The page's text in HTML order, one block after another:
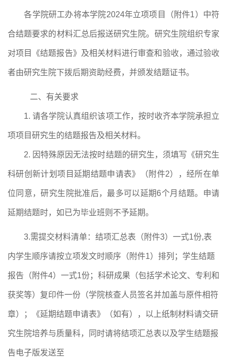
各学院研工办将本学院2024年立项项目 （附件1） 中符
合结题要求的材料汇总后报送研究生 院。 研究生院组织专家
对项目《结题报告》 及相关材料进行审查和验收，通过验收
者由研究生院下拨后期资助经费，并颁发结题证书。
二、 有关要求
1.请各学院认真组织该项工作，按时收齐本学院承担立
项项目研究生的结题报告及相关材料。
2. 因特殊原因无法按时结题的研究生 ， 须填写《研究生
科研创新计划项目延期结题申请表》 （附件2） ，经所在单
位同意，研究生院批准后，最多可以延期6个月结题。申请
延期结题时，如已为毕业班则不予延期。
3.需提交材料清单：结项汇总表（附件3）一式1份,表
内学生顺序请按立项发文时顺序（附件1）排列；学生结题
报告（附件4）一式1份；科研成果（包括学术论文、专利和
获奖等）复印件一份（学院核查人员签名并加盖与原件相符
章）；《延期结题申请表》（如有），以上纸制材料请交研
究生院培养与质量科，同时请将结项汇总表以及学生结题报
告电子版发送至